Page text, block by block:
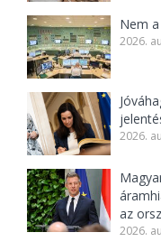
Nem
2026.
2026.
az
2026.